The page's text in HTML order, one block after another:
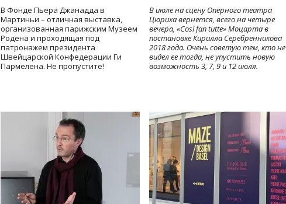
В Фонде Пьера Джанадда в
Мартиньи – отличная выставка,
организованная парижским Музеем
Родена и проходящая под
патронажем президента
Швейцарской Конфедерации Ги
Пармелена. Не пропустите!
В июле на сцену Оперного театра
Цюриха вернется, всего на четыре
вечера, «Cosí fan tutte» Моцарта в
постановке Кирилла Серебренникова
2018 года. Очень советую тем, кто не
видел ее тогда, не упустить новую
возможность 3, 7, 9 и 12 июля.